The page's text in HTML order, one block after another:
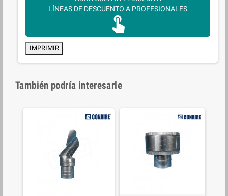
LÍNEAS DE DESCUENTO A PROFESIONALES
touch_app
IMPRIMIR
También podría interesarle